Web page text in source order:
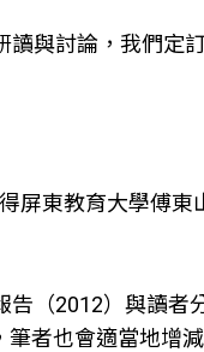
與討論，我們定
屏東教育大學傅東
（2012）與讀者
者也會適當地增